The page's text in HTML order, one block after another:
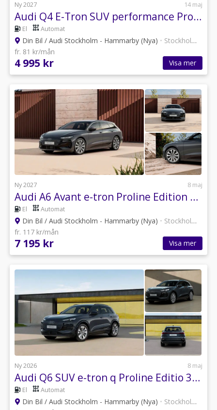
Ny 2027 14 maj
Audi Q4 E-Tron SUV performance Proline 210,00 kW *Privatleasing*
El Automat
Din Bil / Audi Stockholm - Hammarby (Nya) • Stockholm
fr. 81 kr/mån
4 995 kr Visa mer
Ny 2027 8 maj
Audi A6 Avant e-tron Proline Edition 210,00 kW *Privatleasing*
El Automat
Din Bil / Audi Stockholm - Hammarby (Nya) • Stockholm
fr. 117 kr/mån
7 195 kr Visa mer
Ny 2026 8 maj
Audi Q6 SUV e-tron q Proline Editio 315,00 kW *bussinesleasing*
El Automat
Din Bil / Audi Stockholm - Hammarby (Nya) • Stockholm